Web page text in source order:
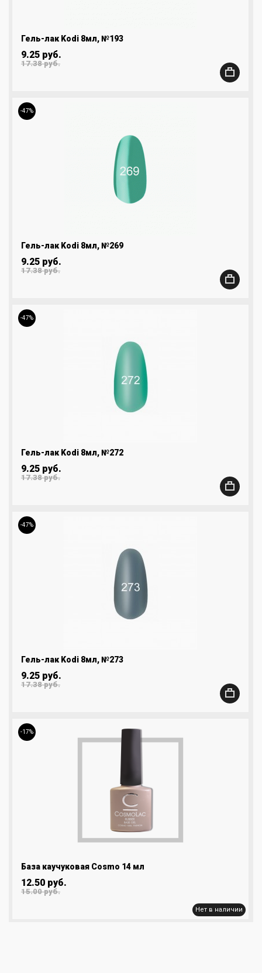
Гель-лак Kodi 8мл, №193
9.25 руб.
17.38 руб.
-47%
Гель-лак Kodi 8мл, №269
9.25 руб.
17.38 руб.
-47%
Гель-лак Kodi 8мл, №272
9.25 руб.
17.38 руб.
-47%
Гель-лак Kodi 8мл, №273
9.25 руб.
17.38 руб.
-17%
База каучуковая Cosmo 14 мл
12.50 руб.
15.00 руб.
Нет в наличии